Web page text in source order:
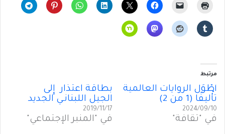
مرتبط
أَطْوَل الروايات العالَمية
تأْليفًا (1 من 2)
2024/09/10
في "ثقافة"
بطاقة اعتذار إِلى
الجيل اللبنانـي الجديد
2019/11/17
في "المنبر الإجتماعي"